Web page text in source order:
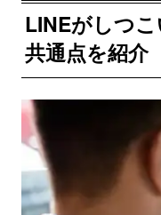
LINEがしつ
共通点を紹介